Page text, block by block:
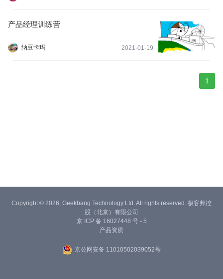
产品经理训练营
纳豆卡玛 2021-01-19
1
Copyright © 2026, Geekbang Technology Ltd. All rights reserved. 极客邦控
股（北京）有限公司
京 ICP 备 16027448 号 - 5
产品资质
京公网安备 11010502039052号